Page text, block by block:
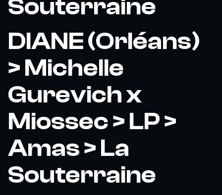
Souterraine
DIANE (Orléans)
> Michelle
Gurevich x
Miossec > LP >
Amas > La
Souterraine